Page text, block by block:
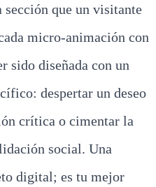
sección que un visitante
micro-animación con
sido diseñada con un
despertar un deseo
crítica o cimentar la
social. Una
digital; es tu mejor